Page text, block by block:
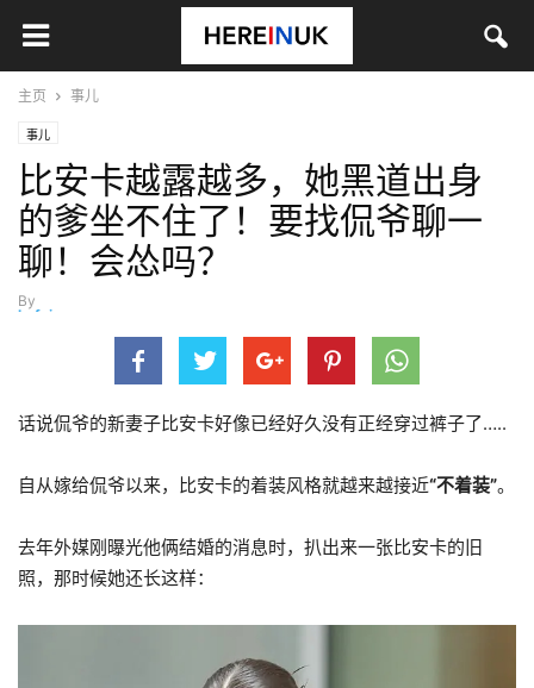
主页 事儿
事儿
比安卡越露越多，她黑道出身
的爹坐不住了！要找侃爷聊一
聊！会怂吗？
By
hefei
话说侃爷的新妻子比安卡好像已经好久没有正经穿过裤子了…..
自从嫁给侃爷以来，比安卡的着装风格就越来越接近“不着装”。
去年外媒刚曝光他俩结婚的消息时，扒出来一张比安卡的旧
照，那时候她还长这样：